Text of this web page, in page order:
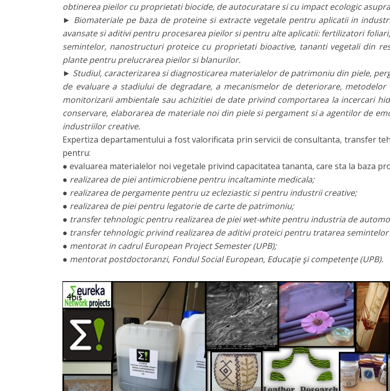
obtinerea pieilor cu proprietati biocide, de autocuratare si cu impact ecologic
► Biomateriale pe baza de proteine si extracte vegetale pentru aplicatii in
avansate si aditivi pentru procesarea pieilor si pentru alte aplicatii: fertilizatori
semintelor, nanostructuri proteice cu proprietati bioactive, tananti vegetali din
plante pentru prelucrarea pieilor si blanurilor.
► Studiul, caracterizarea si diagnosticarea materialelor de patrimoniu din piele,
de evaluare a stadiului de degradare, a mecanismelor de deteriorare,
monitorizarii ambientale sau achizitiei de date privind comportarea la incercari
conservare, elaborarea de materiale noi din piele si pergament si a agentilor de
industriilor creative.
Expertiza departamentului a fost valorificata prin servicii de consultanta, transfer
pentru:
● evaluarea materialelor noi vegetale privind capacitatea tananta, care sta la baza
● realizarea de piei antimicrobiene pentru incaltaminte medicala;
● realizarea de pergamente pentru uz ecleziastic si pentru industrii creative;
● realizarea de piei pentru legatorie de carte de patrimoniu;
● transfer tehnologic pentru realizarea de piei wet-white pentru industria de
● transfer tehnologic privind realizarea de aditivi proteici pentru tratarea
● mentorat in cadrul European Project Semester (UPB);
● mentorat postdoctoranzi, Fondul Social European, Educaţie şi competenţe (UPB).